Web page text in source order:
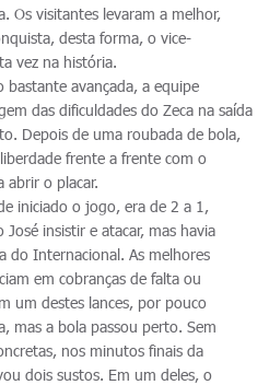
Os visitantes levaram a melhor,
desta forma, o vice-
vez na história.
bastante avançada, a equipe
das dificuldades do Zeca na saída
Depois de uma roubada de bola,
frente a frente com o
abrir o placar.
iniciado o jogo, era de 2 a 1,
José insistir e atacar, mas havia
do Internacional. As melhores
em cobranças de falta ou
um destes lances, por pouco
mas a bola passou perto. Sem
nos minutos finais da
dois sustos. Em um deles, o